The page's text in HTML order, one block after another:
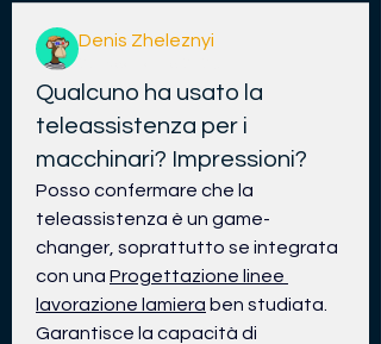
Denis Zheleznyi
Qualcuno ha usato la
teleassistenza per i
macchinari? Impressioni?
Posso confermare che la
teleassistenza è un game-
changer, soprattutto se integrata
con una Progettazione linee
lavorazione lamiera ben studiata.
Garantisce la capacità di